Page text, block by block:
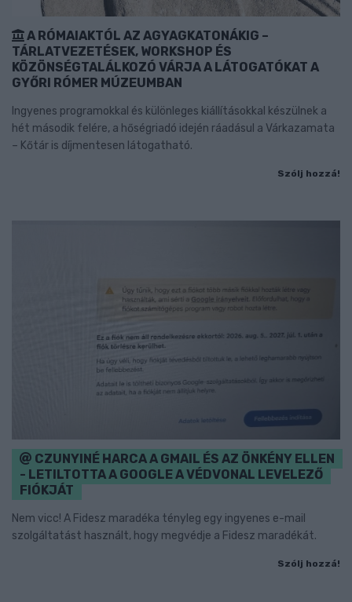
A RÓMAIAKTÓL AZ AGYAGKATONÁKIG –
TÁRLATVEZETÉSEK, WORKSHOP ÉS
KÖZÖNSÉGTALÁLKOZÓ VÁRJA A LÁTOGATÓKAT A
GYŐRI RÓMER MÚZEUMBAN
Ingyenes programokkal és különleges kiállításokkal készülnek a
hét második felére, a hőségriadó idején ráadásul a Várkazamata
– Kőtár is díjmentesen látogatható.
Szólj hozzá!
CZUNYINÉ HARCA A GMAIL ÉS AZ ÖNKÉNY ELLEN
- LETILTOTTA A GOOGLE A VÉDVONAL LEVELEZŐ
FIÓKJÁT
Nem vicc! A Fidesz maradéka tényleg egy ingyenes e-mail
szolgáltatást használt, hogy megvédje a Fidesz maradékát.
Szólj hozzá!